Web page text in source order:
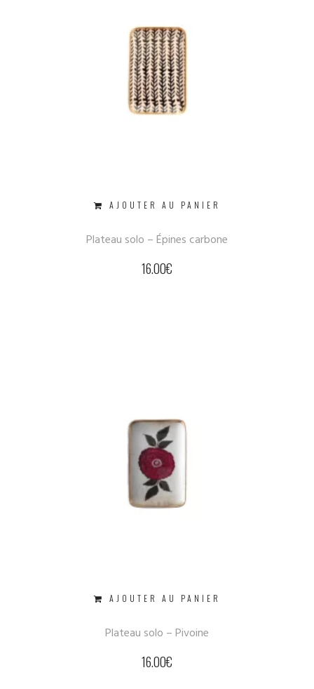
AJOUTER AU PANIER
Plateau solo – Épines carbone
16.00€
AJOUTER AU PANIER
Plateau solo – Pivoine
16.00€